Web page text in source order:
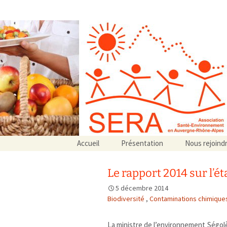
Aller
au
Accueil Présentation
Associations partenaires
Associations adhérentes
Nous
Le rapport 2014 sur
5 décembre 2014
Biodiversité , Contaminations
La ministre de l’environnement